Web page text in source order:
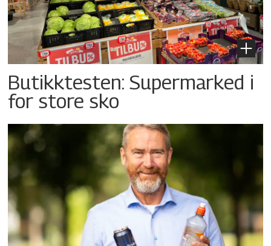
Butikktesten: Supermarked i
for store sko